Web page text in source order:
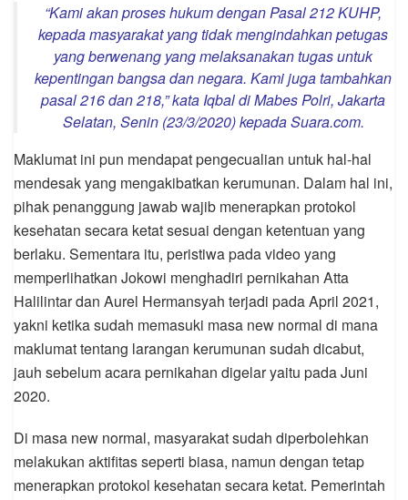
“Kami akan proses hukum dengan Pasal 212 KUHP,
kepada masyarakat yang tidak mengindahkan petugas
yang berwenang yang melaksanakan tugas untuk
kepentingan bangsa dan negara. Kami juga tambahkan
pasal 216 dan 218,” kata Iqbal di Mabes Polri, Jakarta
Selatan, Senin (23/3/2020) kepada Suara.com.
Maklumat ini pun mendapat pengecualian untuk hal-hal
mendesak yang mengakibatkan kerumunan. Dalam hal ini,
pihak penanggung jawab wajib menerapkan protokol
kesehatan secara ketat sesuai dengan ketentuan yang
berlaku. Sementara itu, peristiwa pada video yang
memperlihatkan Jokowi menghadiri pernikahan Atta
Halilintar dan Aurel Hermansyah terjadi pada April 2021,
yakni ketika sudah memasuki masa new normal di mana
maklumat tentang larangan kerumunan sudah dicabut,
jauh sebelum acara pernikahan digelar yaitu pada Juni
2020.
Di masa new normal, masyarakat sudah diperbolehkan
melakukan aktifitas seperti biasa, namun dengan tetap
menerapkan protokol kesehatan secara ketat. Pemerintah